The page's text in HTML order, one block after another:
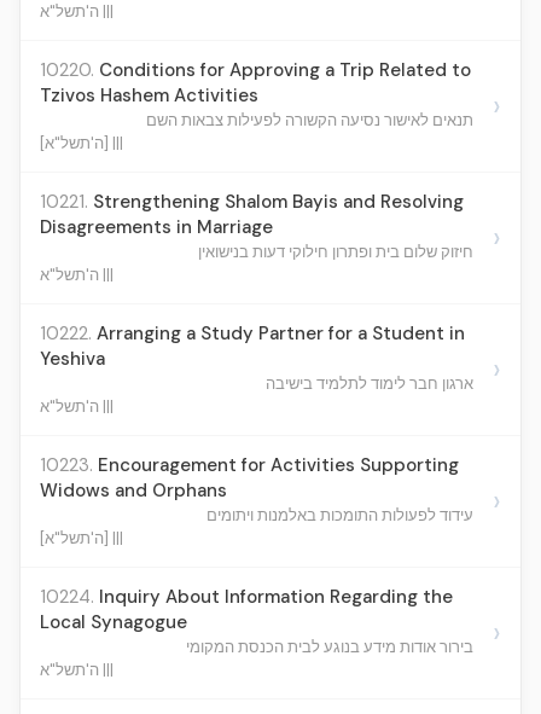
ה'תשל"א |||
10220. Conditions for Approving a Trip Related to
Tzivos Hashem Activities
תנאים לאישור נסיעה הקשורה לפעילות צבאות השם
[ה'תשל"א] |||
›
10221. Strengthening Shalom Bayis and Resolving
Disagreements in Marriage
חיזוק שלום בית ופתרון חילוקי דעות בנישואין
ה'תשל"א |||
›
10222. Arranging a Study Partner for a Student in
Yeshiva
ארגון חבר לימוד לתלמיד בישיבה
ה'תשל"א |||
›
10223. Encouragement for Activities Supporting
Widows and Orphans
עידוד לפעולות התומכות באלמנות ויתומים
[ה'תשל"א] |||
›
10224. Inquiry About Information Regarding the
Local Synagogue
בירור אודות מידע בנוגע לבית הכנסת המקומי
ה'תשל"א |||
›